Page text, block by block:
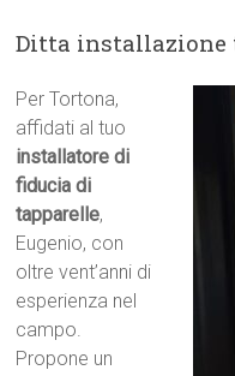
Ditta installazione
Per Tortona,
affidati al tuo
installatore di
fiducia di
tapparelle,
Eugenio, con
oltre vent’anni di
esperienza nel
campo.
Propone un